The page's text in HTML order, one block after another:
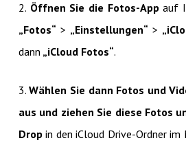
2. Öffnen Sie die Fotos-Appauf
„Fotos“ > „Einstellungen“ >
dann „iCloud Fotos“.
3.Wählen Sie dann Fotos und
aus und ziehen Sie diese Fotos
Dropin den iCloud Drive-Ordner im